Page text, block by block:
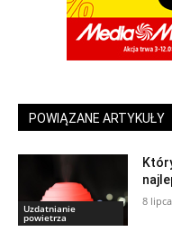
POWIĄZANE ARTYKUŁY
Uzdatnianie
powietrza
8